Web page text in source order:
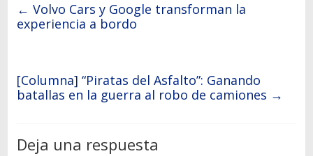
← Volvo Cars y Google transforman la
experiencia a bordo
[Columna] “Piratas del Asfalto”: Ganando
batallas en la guerra al robo de camiones →
Deja una respuesta